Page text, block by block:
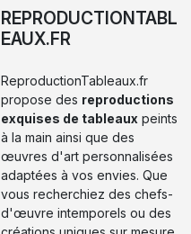
REPRODUCTIONTABL
EAUX.FR
ReproductionTableaux.fr
propose des reproductions
exquises de tableaux peints
à la main ainsi que des
œuvres d'art personnalisées
adaptées à vos envies. Que
vous recherchiez des chefs-
d'œuvre intemporels ou des